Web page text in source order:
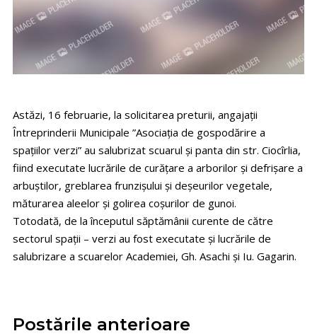
Astăzi, 16 februarie, la solicitarea preturii, angajații
Întreprinderii Municipale ”Asociația de gospodărire a
spațiilor verzi” au salubrizat scuarul și panta din str. Ciocîrlia,
fiind executate lucrările de curățare a arborilor și defrișare a
arbuștilor, greblarea frunzișului și deșeurilor vegetale,
măturarea aleelor și golirea coșurilor de gunoi.
Totodată, de la începutul săptămânii curente de către
sectorul spații – verzi au fost executate și lucrările de
salubrizare a scuarelor Academiei, Gh. Asachi și Iu. Gagarin.
Postările anterioare